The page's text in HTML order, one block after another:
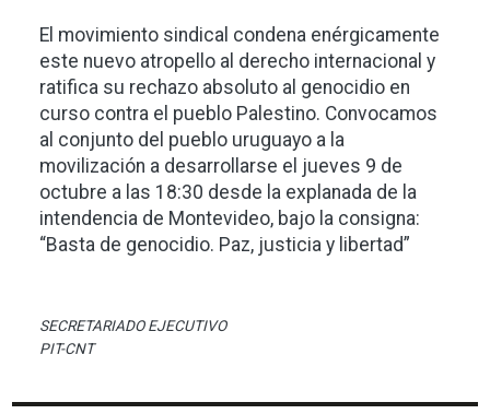
El movimiento sindical condena enérgicamente
este nuevo atropello al derecho internacional y
ratifica su rechazo absoluto al genocidio en
curso contra el pueblo Palestino. Convocamos
al conjunto del pueblo uruguayo a la
movilización a desarrollarse el jueves 9 de
octubre a las 18:30 desde la explanada de la
intendencia de Montevideo, bajo la consigna:
“Basta de genocidio. Paz, justicia y libertad”
SECRETARIADO EJECUTIVO
PIT-CNT